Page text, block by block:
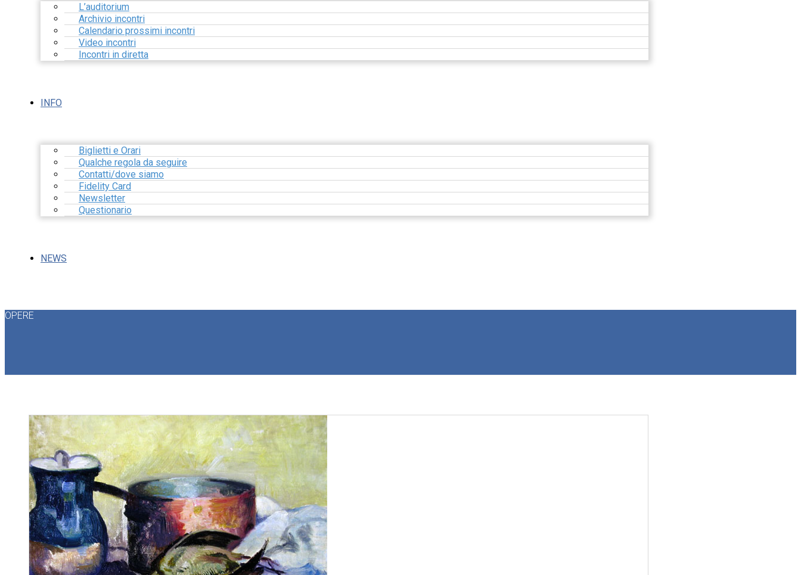
L’auditorium
Archivio incontri
Calendario prossimi incontri
Video incontri
Incontri in diretta
INFO
Biglietti e Orari
Qualche regola da seguire
Contatti/dove siamo
Fidelity Card
Newsletter
Questionario
NEWS
OPERE